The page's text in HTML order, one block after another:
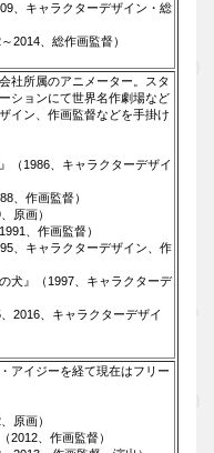
、キャラクターデザイン・総
2014、総作画監督）
社所属のアニメーター。スタ
ションにて世界名作劇場など
イン、作画監督などを手掛け
（1986、キャラクターデザイ
、作画監督）
原画）
、作画監督）
、キャラクターデザイン、作
犬』（1997、キャラクターデ
2016、キャラクターデザイ
アイジーを経て現在はフリー
原画）
2012、作画監督）